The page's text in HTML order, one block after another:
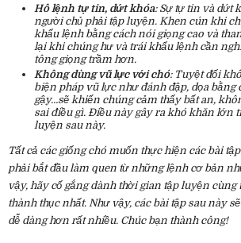
Hô lệnh tự tin, dứt khóa: Sự tự tin và dứt
người chủ phải tập luyện. Khen cún khi
khẩu lệnh bằng cách nói giọng cao và
lại khi chúng hư và trái khẩu lệnh cần
tông giọng trầm hơn.
Không dùng vũ lực với chó: Tuyệt đối
biện pháp vũ lực như đánh đập, dọa bằng
gậy…sẽ khiến chúng cảm thấy bất an,
sai điều gì. Điều này gây ra khó khăn lớn
luyện sau này.
Tất cả các giống chó muốn thực hiện các bài
phải bắt đầu làm quen từ những lệnh cơ bản
vậy, hãy cố gắng dành thời gian tập luyện
thành thục nhất. Như vậy, các bài tập sau này
dễ dàng hơn rất nhiều. Chúc bạn thành công!